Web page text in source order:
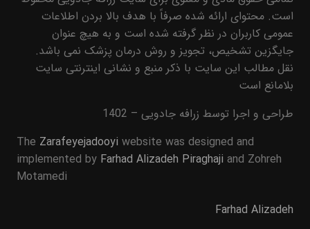
است. محتوای ارائه شده صرفاً با هدف بالا بردن اطلاعات
عمومی کاربران در نظر گرفته شده است و به هیچ عنوان
جایگزین تشخیص، تجویز و روش درمان پزشک نمی باشد.
نقل مطالب این سایت با ذکر منبع و نشانی اینترنتی سایت
بلامانع است
طراحی و اجرا توسط زرافه جادویی – 1402
The Zarafeyejadooyi website was designed and
implemented by Farhad Alizadeh Piraghaji and Zohreh
Motamedi
Farhad Alizadeh